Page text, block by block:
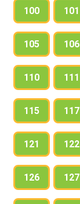
100 101
105 106
110 111
115 117
121 122
126 127